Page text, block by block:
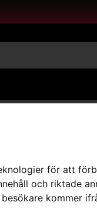
för att
och riktade
kommer